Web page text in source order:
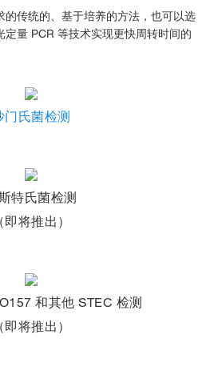
传统的、基于培养的方法，也可以选
量 PCR 等技术实现更快周转时间的
门氏菌检测
特氏菌检测
（即将推出）
和其他 STEC 检测
（即将推出）